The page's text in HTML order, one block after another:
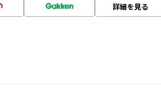
詳細を見る